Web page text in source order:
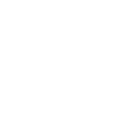
651)
e Valli Turismo